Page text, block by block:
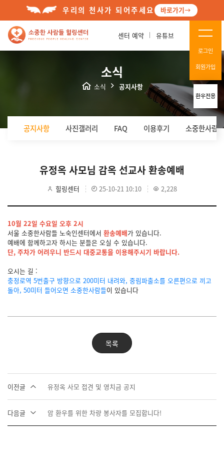
우리의 천사가 되어주세요 바로가기
센터 예약 유튜브
로그인
회원가입
환우전용
소식
소식 공지사항
공지사항 사진갤러리 FAQ 이용후기 소중한사람
유정옥 사모님 감옥 선교사 환송예배
힐링센터 25-10-21 10:10 2,228
10월 22일 수요일 오후 2시
서울 소중한사람들 노숙인센터에서 환송예배가 있습니다.
예배에 함께하고자 하시는 분들은 오실 수 있습니다.
단, 주차가 어려우니 반드시 대중교통을 이용해주시기 바랍니다.
오시는 길 :
충정로역 5번출구 방향으로 200미터 내려와, 중림파출소를 오른편으로 끼고
돌아, 50미터 들어오면 소중한사람들이 있습니다
목록
이전글 유정옥 사모 접견 및 영치금 공지
다음글 암 환우를 위한 차량 봉사자를 모집합니다!